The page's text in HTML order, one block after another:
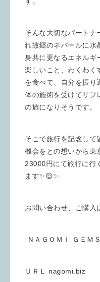
そんな大切なパートナ
れ故郷のネパールに水
身共に更なるエネルギ
楽しいこと、わくわく
を食べて、自分を振り
体の施術を受けてリフ
の旅になりそうです。
そこで旅行を記念して
機会をとの想いから東
23000円にて旅行に行
ます✨😌✨
お問い合わせ、ご購
ＮＡＧＯＭＩ ＧＥＭＳ
ＵＲＬ nagomi.biz